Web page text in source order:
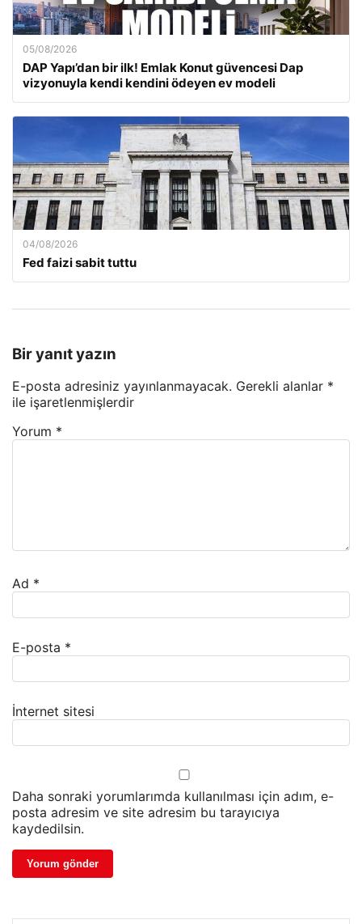
05/08/2026
DAP Yapı’dan bir ilk! Emlak Konut güvencesi Dap
vizyonuyla kendi kendini ödeyen ev modeli
04/08/2026
Fed faizi sabit tuttu
Bir yanıt yazın
E-posta adresiniz yayınlanmayacak. Gerekli alanlar *
ile işaretlenmişlerdir
Yorum *
Ad *
E-posta *
İnternet sitesi
Daha sonraki yorumlarımda kullanılması için adım, e-
posta adresim ve site adresim bu tarayıcıya
kaydedilsin.